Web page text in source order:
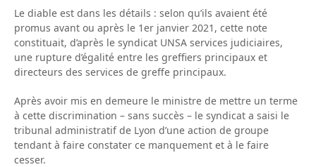
Le diable est dans les détails : selon qu’ils avaient été
promus avant ou après le 1er janvier 2021, cette note
constituait, d’après le syndicat UNSA services judiciaires,
une rupture d’égalité entre les greffiers principaux et
directeurs des services de greffe principaux.
Après avoir mis en demeure le ministre de mettre un terme
à cette discrimination – sans succès – le syndicat a saisi le
tribunal administratif de Lyon d’une action de groupe
tendant à faire constater ce manquement et à le faire
cesser.